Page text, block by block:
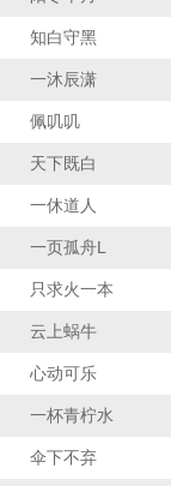
知白守黑
一沐辰潇
佩叽叽
天下既白
一休道人
一页孤舟L
只求火一本
云上蜗牛
心动可乐
一杯青柠水
伞下不弃